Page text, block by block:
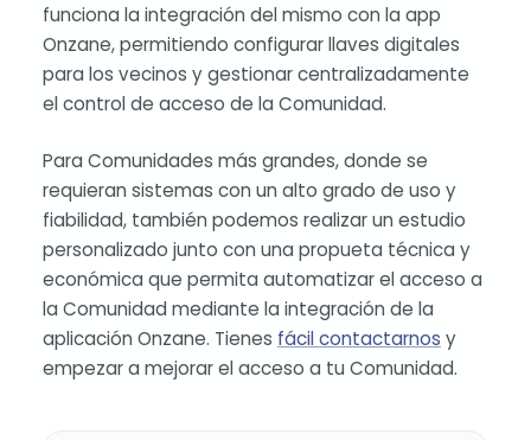
funciona la integración del mismo con la app
Onzane, permitiendo configurar llaves digitales
para los vecinos y gestionar centralizadamente
el control de acceso de la Comunidad.
Para Comunidades más grandes, donde se
requieran sistemas con un alto grado de uso y
fiabilidad, también podemos realizar un estudio
personalizado junto con una propueta técnica y
económica que permita automatizar el acceso a
la Comunidad mediante la integración de la
aplicación Onzane. Tienes fácil contactarnos y
empezar a mejorar el acceso a tu Comunidad.